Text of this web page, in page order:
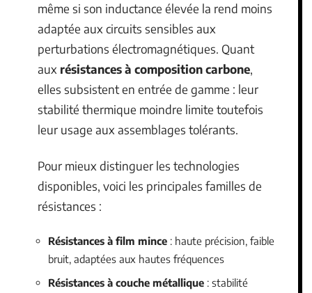
même si son inductance élevée la rend moins
adaptée aux circuits sensibles aux
perturbations électromagnétiques. Quant
aux résistances à composition carbone,
elles subsistent en entrée de gamme : leur
stabilité thermique moindre limite toutefois
leur usage aux assemblages tolérants.
Pour mieux distinguer les technologies
disponibles, voici les principales familles de
résistances :
Résistances à film mince : haute précision, faible
bruit, adaptées aux hautes fréquences
Résistances à couche métallique : stabilité